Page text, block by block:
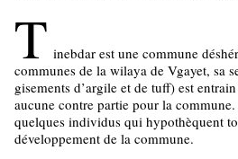
T inebdar est une commune
communes de la wilaya de Vgayet, sa
gisements d’argile et de tuff) est
aucune contre partie pour la
quelques individus qui hypothèquent
développement de la commune.